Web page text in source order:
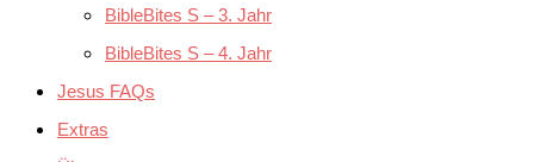
BibleBites S – 3. Jahr
BibleBites S – 4. Jahr
Jesus FAQs
Extras